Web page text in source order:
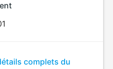
complets du